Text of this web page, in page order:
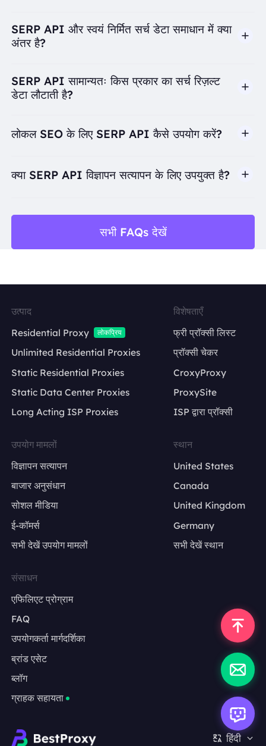
SERP API और स्वयं निर्मित सर्च डेटा समाधान में क्या
अंतर है?
SERP API सामान्यतः किस प्रकार का सर्च रिज़ल्ट
डेटा लौटाती है?
ranking position
लोकल SEO के लिए SERP API कैसे उपयोग करें?
keyword
device type
collection time
market
keyword
result type
क्या SERP API विज्ञापन सत्यापन के लिए उपयुक्त है?
competitor किन keywords पर advertise करता है
क्या वह branded queries पर समय के साथ दिखाई देता है
सभी FAQs देखें
उत्पाद
Residential Proxy
लोकप्रिय
Unlimited Residential Proxies
Static Residential Proxies
Static Data Center Proxies
Long Acting ISP Proxies
विशेषताएँ
फ्री प्रॉक्सी लिस्ट
प्रॉक्सी चेकर
CroxyProxy
ProxySite
ISP द्वारा प्रॉक्सी
उपयोग मामलों
विज्ञापन सत्यापन
बाजार अनुसंधान
सोशल मीडिया
ई-कॉमर्स
सभी देखें उपयोग मामलों
स्थान
United States
Canada
United Kingdom
Germany
सभी देखें स्थान
संसाधन
एफिलिएट प्रोग्राम
FAQ
उपयोगकर्ता मार्गदर्शिका
ब्रांड एसेट
ब्लॉग
ग्राहक सहायता
हिंदी